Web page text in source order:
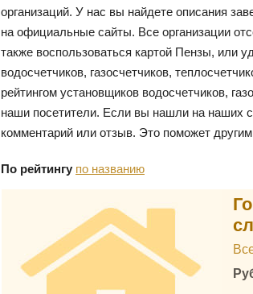
организаций. У нас вы найдете описания
на официальные сайты. Все организации
также воспользоваться картой Пензы, или
водосчетчиков, газосчетчиков,
рейтингом установщиков водосчетчиков,
наши посетители. Если вы нашли на наших
комментарий или отзыв. Это поможет
По рейтингу по названию